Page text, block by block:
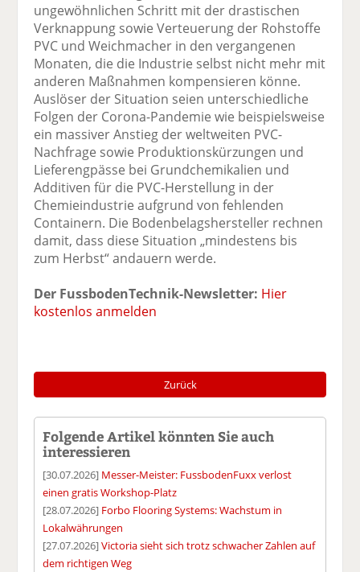
ungewöhnlichen Schritt mit der drastischen
Verknappung sowie Verteuerung der Rohstoffe
PVC und Weichmacher in den vergangenen
Monaten, die die Industrie selbst nicht mehr mit
anderen Maßnahmen kompensieren könne.
Auslöser der Situation seien unterschiedliche
Folgen der Corona-Pandemie wie beispielsweise
ein massiver Anstieg der weltweiten PVC-
Nachfrage sowie Produktionskürzungen und
Lieferengpässe bei Grundchemikalien und
Additiven für die PVC-Herstellung in der
Chemieindustrie aufgrund von fehlenden
Containern. Die Bodenbelagshersteller rechnen
damit, dass diese Situation „mindestens bis
zum Herbst“ andauern werde.
Der FussbodenTechnik-Newsletter: Hier
kostenlos anmelden
Zurück
Folgende Artikel könnten Sie auch
interessieren
[30.07.2026] Messer-Meister: FussbodenFuxx verlost
einen gratis Workshop-Platz
[28.07.2026] Forbo Flooring Systems: Wachstum in
Lokalwährungen
[27.07.2026]Victoria sieht sich trotz schwacher Zahlen auf
dem richtigen Weg